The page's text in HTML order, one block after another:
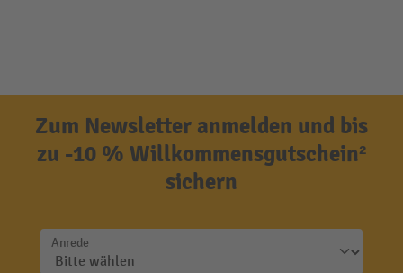
Zum Newsletter anmelden und bis
zu -10 % Willkommensgutschein²
sichern
Anrede